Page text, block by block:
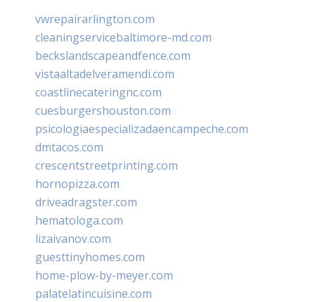
vwrepairarlington.com
cleaningservicebaltimore-md.com
beckslandscapeandfence.com
vistaaltadelveramendi.com
coastlinecateringnc.com
cuesburgershouston.com
psicologiaespecializadaencampeche.com
dmtacos.com
crescentstreetprinting.com
hornopizza.com
driveadragster.com
hematologa.com
lizaivanov.com
guesttinyhomes.com
home-plow-by-meyer.com
palatelatincuisine.com